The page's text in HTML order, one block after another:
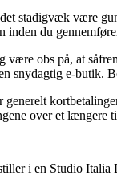
stadigvæk være
inden du
være obs på, at
snydagtig e-butik.
generelt
over et længere
i en Studio Italia